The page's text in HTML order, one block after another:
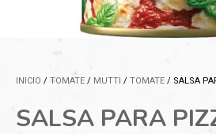
INICIO / TOMATE / MUTTI / TOMATE / SALSA
SALSA PARA